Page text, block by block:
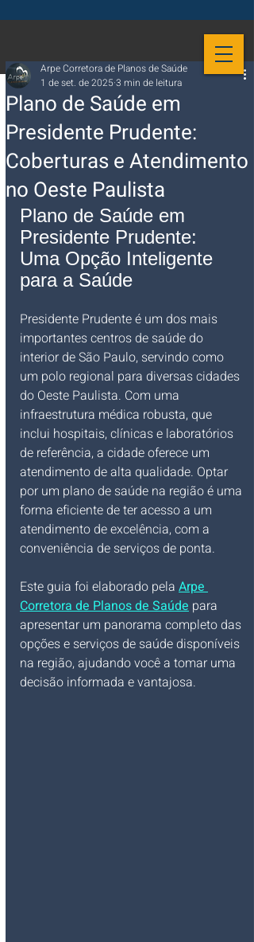
Plano de Saúde em
Presidente Prudente:
Coberturas e Atendimento
no Oeste Paulista
Arpe Corretora de Planos de Saúde
1 de set. de 2025 3 min de leitura
Plano de Saúde em
Presidente Prudente:
Uma Opção Inteligente
para a Saúde
Presidente Prudente é um dos mais
importantes centros de saúde do
interior de São Paulo, servindo como
um polo regional para diversas cidades
do Oeste Paulista. Com uma
infraestrutura médica robusta, que
inclui hospitais, clínicas e laboratórios
de referência, a cidade oferece um
atendimento de alta qualidade. Optar
por um plano de saúde na região é uma
forma eficiente de ter acesso a um
atendimento de excelência, com a
conveniência de serviços de ponta.
Este guia foi elaborado pela Arpe
Corretora de Planos de Saúde para
apresentar um panorama completo das
opções e serviços de saúde disponíveis
na região, ajudando você a tomar uma
decisão informada e vantajosa.